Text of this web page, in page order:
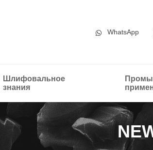
WhatsApp
Шлифовальное
знания